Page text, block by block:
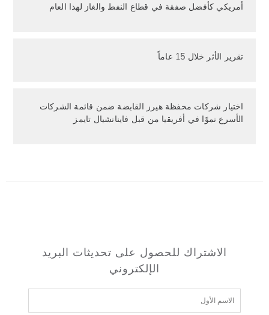
أمريكي كأفضل صفقة في قطاع النفط والغاز لهذا العام
تقرير الأثر خلال 15 عاماً
اختيار شركات محفظة هيرز القابضة ضمن قائمة الشركات
الأسرع نموًا في أفريقيا من قبل فاينانشيال تايمز
الاشتراك للحصول على تحديثات البريد
الإلكتروني